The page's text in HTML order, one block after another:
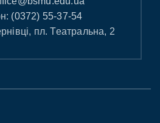
(0372) 55-37-54
пл. Театральна, 2